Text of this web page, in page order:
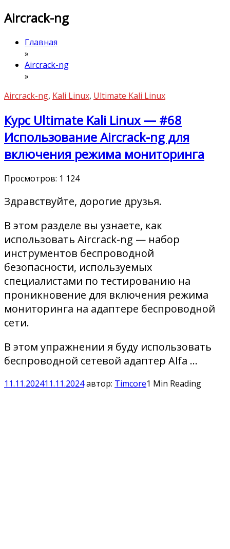
Aircrack-ng
Главная
»
Aircrack-ng
»
Aircrack-ng, Kali Linux, Ultimate Kali Linux
Курс Ultimate Kali Linux — #68
Использование Aircrack-ng для
включения режима мониторинга
Просмотров: 1 124
Здравствуйте, дорогие друзья.
В этом разделе вы узнаете, как
использовать Aircrack-ng — набор
инструментов беспроводной
безопасности, используемых
специалистами по тестированию на
проникновение для включения режима
мониторинга на адаптере беспроводной
сети.
В этом упражнении я буду использовать
беспроводной сетевой адаптер Alfa …
11.11.202411.11.2024автор: Timcore1 Min Reading